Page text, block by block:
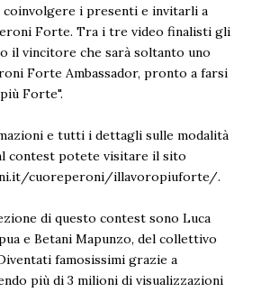
coinvolgere i presenti e invitarli a
Forte. Tra i tre video finalisti gli
il vincitore che sarà soltanto uno
Forte Ambassador, pronto a farsi
Forte".
e tutti i dettagli sulle modalità
contest potete visitare il sito
cuoreperoni/illavoropiuforte/.
di questo contest sono Luca
e Betani Mapunzo, del collettivo
famosissimi grazie a
più di 3 milioni di visualizzazioni